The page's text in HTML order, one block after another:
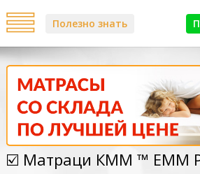
Полезно знать
☑️ Матраци КММ ™ ЕММ